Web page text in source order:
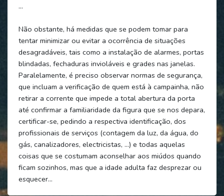
…
Não obstante, há medidas que se podem tomar para
tentar minimizar ou evitar a ocorrência de situações
desagradáveis, tais como a instalação de alarmes, portas
blindadas, fechaduras invioláveis e grades nas janelas.
Paralelamente, é preciso observar normas de segurança,
que incluam a verificação de quem está à campainha, não
retirar a corrente que impede a total abertura da porta
até confirmar a familiaridade da figura que se nos depara,
certificar-se, pedindo a respectiva identificação, dos
profissionais de serviços (contagem da luz, da água, do
gás, canalizadores, electricistas, …) e todas aquelas
coisas que se costumam aconselhar aos miúdos quando
ficam sozinhos, mas que a idade adulta faz desprezar ou
esquecer…